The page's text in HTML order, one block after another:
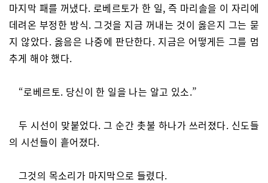
마지막 패를 꺼냈다. 로베르토가 한 일, 즉 마리솔을 이 자리에
데려온 부정한 방식. 그것을 지금 꺼내는 것이 옳은지 그는 묻
지 않았다. 옳음은 나중에 판단한다. 지금은 어떻게든 그를 멈
추게 해야 했다.
“로베르토. 당신이 한 일을 나는 알고 있소.”
두 시선이 맞붙었다. 그 순간 촛불 하나가 쓰러졌다. 신도들
의 시선들이 흩어졌다.
그것의 목소리가 마지막으로 들렸다.